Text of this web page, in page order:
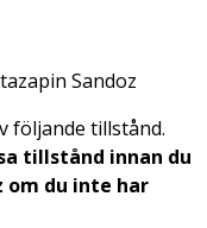
Sandoz
följande tillstånd.
tillstånd innan du
om du inte har